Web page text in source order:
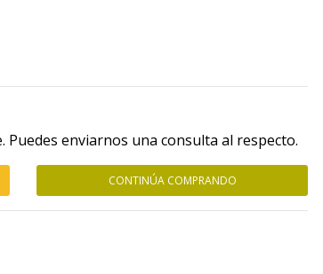
enviarnos una consulta al respecto.
CONTINÚA COMPRANDO